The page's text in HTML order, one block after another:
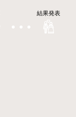
結果発表